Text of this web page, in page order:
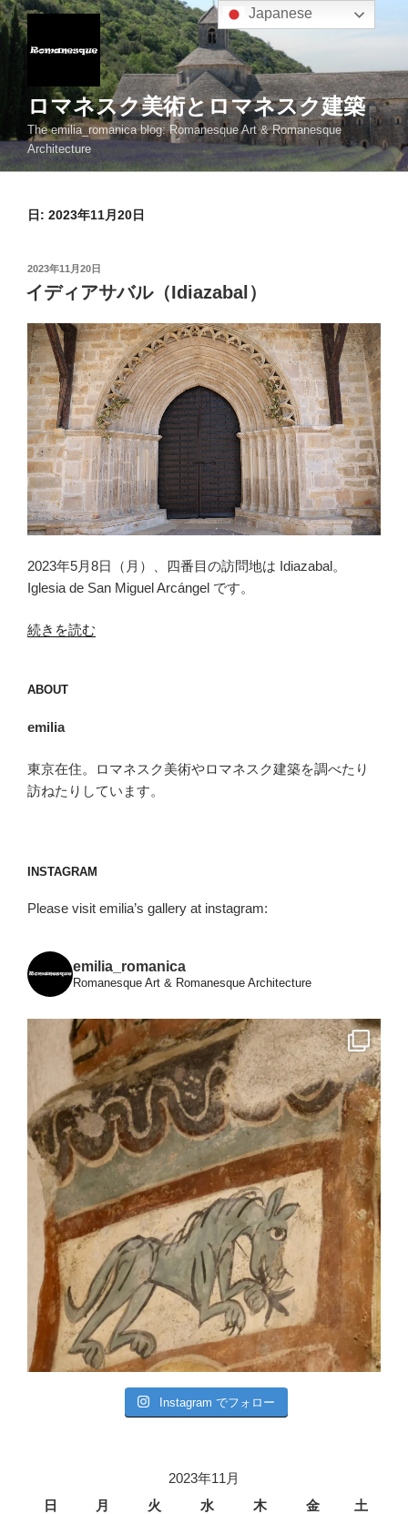
コ
ン
ス
キ
ロマネスク美術とロマネスク建築
The emilia_romanica blog: Romanesque Art & Romanesque
Architecture
日: 2023年11月20日
投
日:
2023年11月20日
イディアサバル（Idiazabal）
2023年5月8日（月）、四番目の訪問地は Idiazabal。
Iglesia de San Miguel Arcángel です。
“イ
ア
ル
（Idiazabal）”
続きを読む
ABOUT
emilia
東京在住。ロマネスク美術やロマネスク建築を調べたり
訪ねたりしています。
INSTAGRAM
Please visit emilia’s gallery at instagram:
emilia_romanica
Romanesque Art & Romanesque Architecture
Instagram でフォロー
2023年11月
日
月 火 水 木 金 土
Japanese